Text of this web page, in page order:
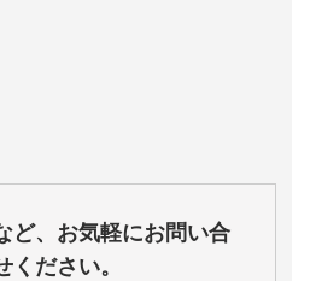
ど、お気軽にお問い合
ください。